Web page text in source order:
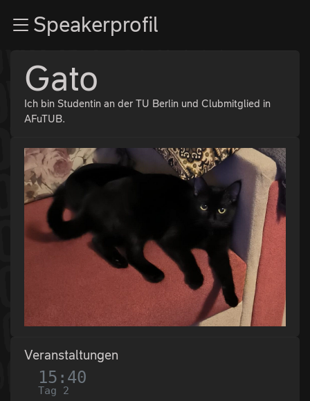
Zum InhaltSpeakerprofil
Gato
Ich bin Studentin an der TU Berlin und Clubmitglied in
AFuTUB.
Veranstaltungen
15:40
Tag 2